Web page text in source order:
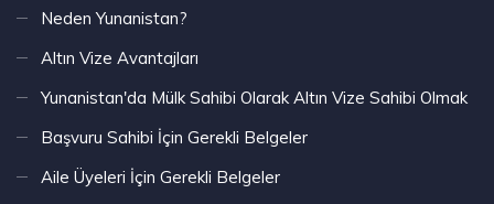
Neden Yunanistan?
Altın Vize Avantajları
Yunanistan'da Mülk Sahibi Olarak Altın Vize Sahibi Olmak
Başvuru Sahibi İçin Gerekli Belgeler
Aile Üyeleri İçin Gerekli Belgeler